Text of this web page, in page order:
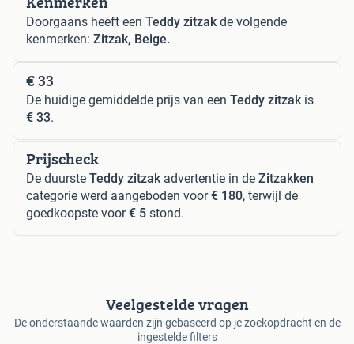
Doorgaans heeft een Teddy zitzak de volgende
kenmerken: Zitzak, Beige.
€ 33
De huidige gemiddelde prijs van een Teddy zitzak is
€ 33.
Prijscheck
De duurste Teddy zitzak advertentie in de Zitzakken
categorie werd aangeboden voor€ 180, terwijl de
goedkoopste voor€ 5 stond.
Veelgestelde vragen
De onderstaande waarden zijn gebaseerd op je zoekopdracht en de
ingestelde filters